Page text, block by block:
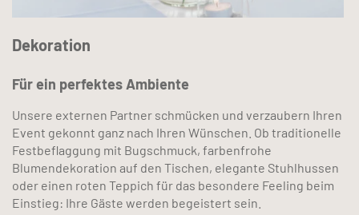
Dekoration
Für ein perfektes Ambiente
Unsere externen Partner schmücken und verzaubern Ihren
Event gekonnt ganz nach Ihren Wünschen. Ob traditionelle
Festbeflaggung mit Bugschmuck, farbenfrohe
Blumendekoration auf den Tischen, elegante Stuhlhussen
oder einen roten Teppich für das besondere Feeling beim
Einstieg: Ihre Gäste werden begeistert sein.